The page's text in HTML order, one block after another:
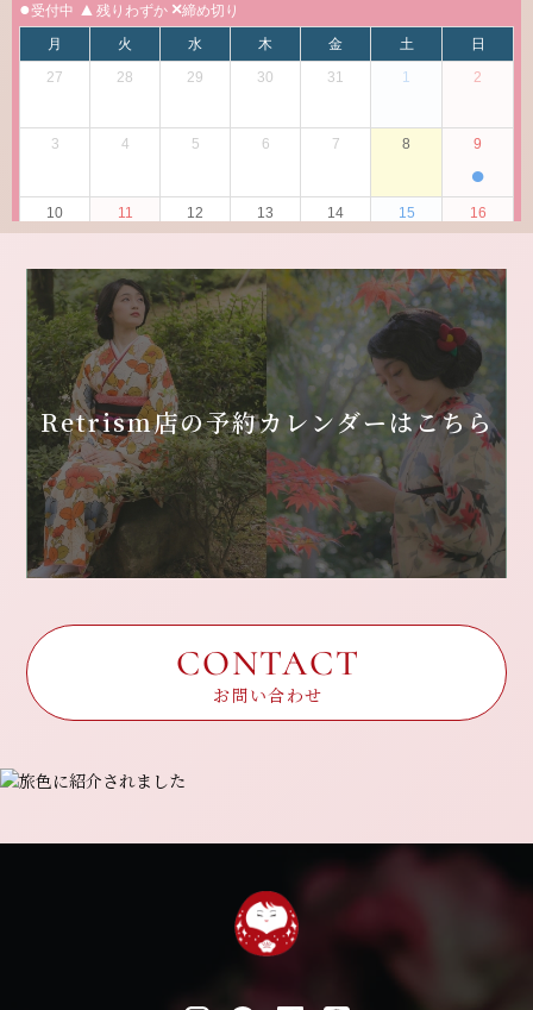
Retrism店の予約カレンダーはこちら
CONTACT
お問い合わせ